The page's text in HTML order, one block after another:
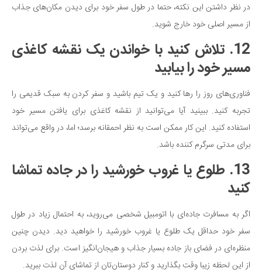
در نظر داشتن این نکته، حتما در طول سفر خود برای دیدن مکان‌های جذاب
از مسیر اصلی خود خارج شوید.
12. تلاش کنید با خواندن یک نقشه کاغذی
مسیر خود را بیابید
فناوری‌های روز را رها کنید و یک تیم باشید و سفر کردن به سبک قدیمی را
تجربه کنید. ببینید آیا می‌توانید از نقشه کاغذی برای یافتن مسیر خود
استفاده کنید. این کار ممکن است به نظر احمقانه برسد؛ اما، در واقع می‌تواند
برای مدتی سرگرم کننده باشد.
13. طلوع یا غروب خورشید را در جاده تماشا
کنید
اگر به مسافرت جاده‌ای با اتومبیل شخصی می‌روید، به احتمال زیاد در طول
سفر خود حداقل یک طلوع یا غروب خورشید را خواهید دید. دیدن چنین
منظره‌ای در فضای باز جاده بسیار جذاب و هیجان‌انگیز است. برای لذت بردن
از این لحظه زیبا وقت بگذارید و کنار دوستان‌تان از تماشای آن لذت ببرید.